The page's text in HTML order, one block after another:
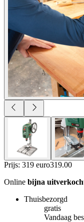
Prijs: 319 euro319.00
Online bijna
Thuisbezorgd
gratis
Vandaag